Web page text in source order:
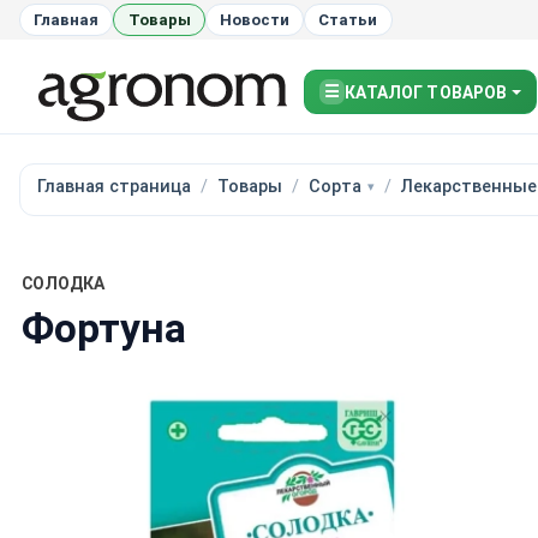
Главная Товары Новости Статьи
☰ КАТАЛОГ ТОВАРОВ
Главная страница Товары Сорта
СОЛОДКА
Фортуна